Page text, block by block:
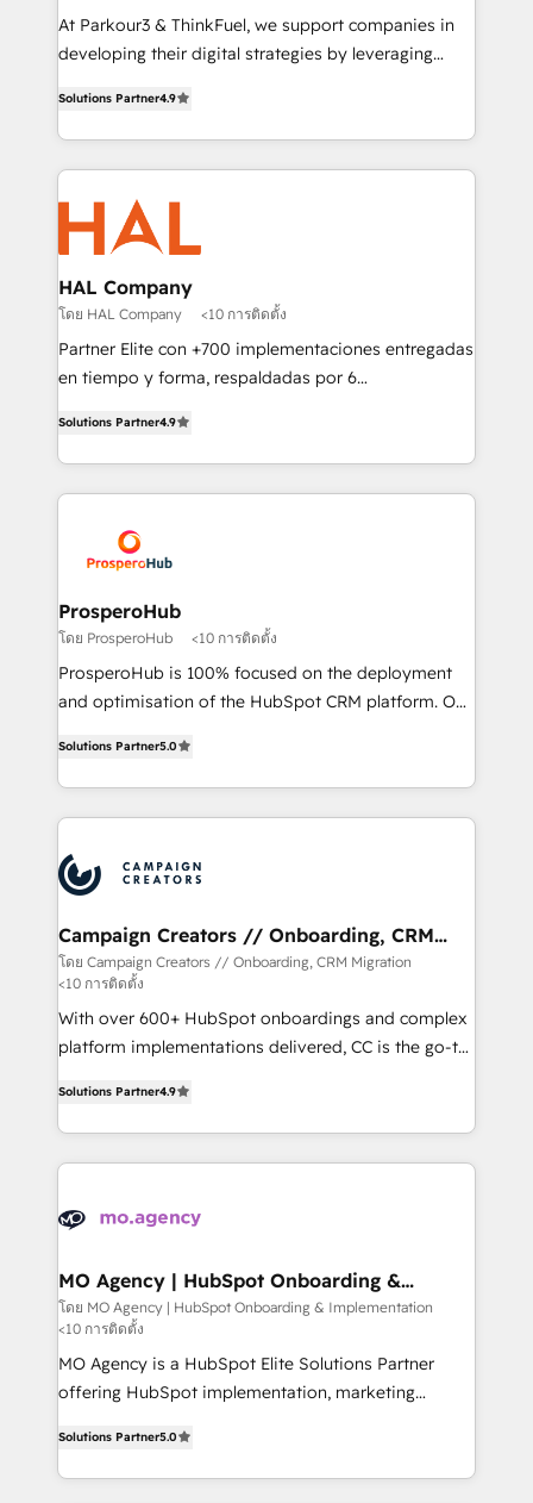
but small enough to listen. Our Services: HubSpot
implementations & data migration Custom AI agents
Website design Let’s turn your CRM into your growth
engine!
At Parkour3 & ThinkFuel, we support companies in
developing their digital strategies by leveraging
sales processes to generate growth. Our offer spans
from Strategy to Operations. We specialize in CRM
onboarding and implementation, web design, sales
& marketing automation, and digital marketing. With
extensive experience working with tech companies
and manufacturers since 2002, we are committed to
empowering our clients and developing their
autonomy. Get to grips with HubSpot through
guided implementation and seamless integration of
the CRM platform into your digital ecosystem. Would
marketing strategy? We'll provide support tailored
to your needs and sales objectives. With 125+
Accreditations. Based in Canada (coast to coast), our
services are offered in both English & French.
Solutions Partner4.9
HAL Company
โดย HAL Company <10 การติดตั้ง
Partner Elite con +700 implementaciones entregadas
en tiempo y forma, respaldadas por 6
Certified Trainers avalados por HubSpot Academy.
Acompañamos a las empresas en cada etapa de su
crecimiento integrando estrategia, tecnología y
reales. Nos caracterizamos por combinar excelencia
técnica con una mirada estratégica a largo plazo.
Solutions Partner4.9
ProsperoHub
โดย ProsperoHub <10 การติดตั้ง
ProsperoHub is 100% focused on the deployment
and optimisation of the HubSpot CRM platform. Our
ensure that you achieve maximum adoption and
ROI from your HubSpot investment. Use our
extensive HubSpot, sales, marketing, service and
HubSpot journey, design and implement your
processes and skilfully bring your revenue
infrastructure to life. Our collaborative approach
keeps you in control whilst we plan and support the
route to your revenue goals. We have successfully
supported over 500 organisations with HubSpot
implementation, optimisation, training, and
methodology will ensure that you receive the best
deployment experience possible. Whether you are
new to HubSpot or seeking to turn around a poor
expertise to deliver the solutions you need.
Solutions Partner5.0
Campaign Creators // Onboarding, CRM
Migration
โดย Campaign Creators // Onboarding, CRM Migration
<10 การติดตั้ง
With over 600+ HubSpot onboardings and complex
platform implementations delivered, CC is the go-to
migrate, replatform, and scale smarter. We specialize
in high-impact CRM and CMS migrations and
onboarding from platforms like Salesforce, NetSuite,
WordPress and legacy CRMs, turning fragmented
architectures that accelerate revenue operations and
performance. - Multi-object CRM migration, cleanup,
and implementation. - Pre-built and custom
integrations across your full tech stack. - Custom
object setup, CMS builds, and full-funnel automation.
nurturing sequences. - Cross-hub setup across
Marketing, Sales, Operations, and Service Hubs. -
Solutions Partner4.9
MO Agency | HubSpot Onboarding &
Implementation
โดย MO Agency | HubSpot Onboarding & Implementation
<10 การติดตั้ง
MO Agency is a HubSpot Elite Solutions Partner
offering HubSpot implementation, marketing
paid media, content marketing, AEO and GEO (AI
search optimisation), and HubSpot Content Hub and
Solutions Partner5.0